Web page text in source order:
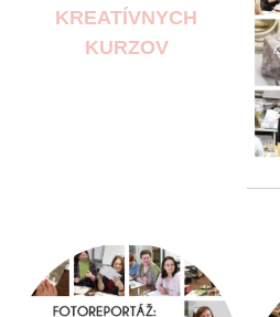
KREATÍVNYCH
KURZOV